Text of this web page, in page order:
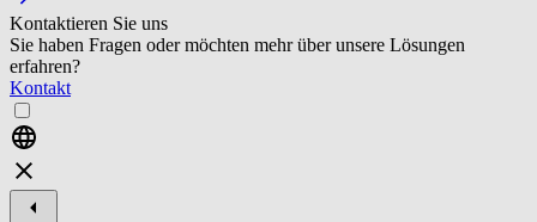
Kontaktieren Sie uns
Sie haben Fragen oder möchten mehr über unsere Lösungen
erfahren?
Kontakt